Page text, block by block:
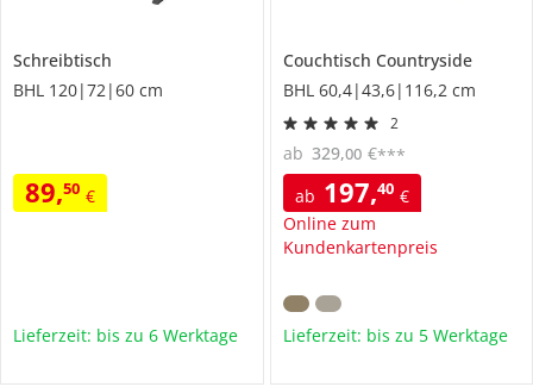
Schreibtisch
BHL 120|72|60 cm
89,50 €
Lieferzeit: bis zu 6 Werktage
Couchtisch Countryside
BHL 60,4|43,6|116,2 cm
2
ab 197,40 €
Online zum
Kundenkartenpreis
ab 329,00 €***
Lieferzeit: bis zu 5 Werktage